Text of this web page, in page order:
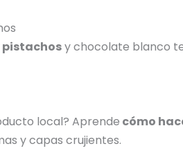
pistachosy chocolate blanco
local? Aprende cómo
y capas crujientes.